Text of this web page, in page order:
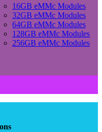
16GB eMMc Modules
32GB eMMc Modules
64GB eMMc Modules
128GB eMMc Modules
256GB eMMc Modules